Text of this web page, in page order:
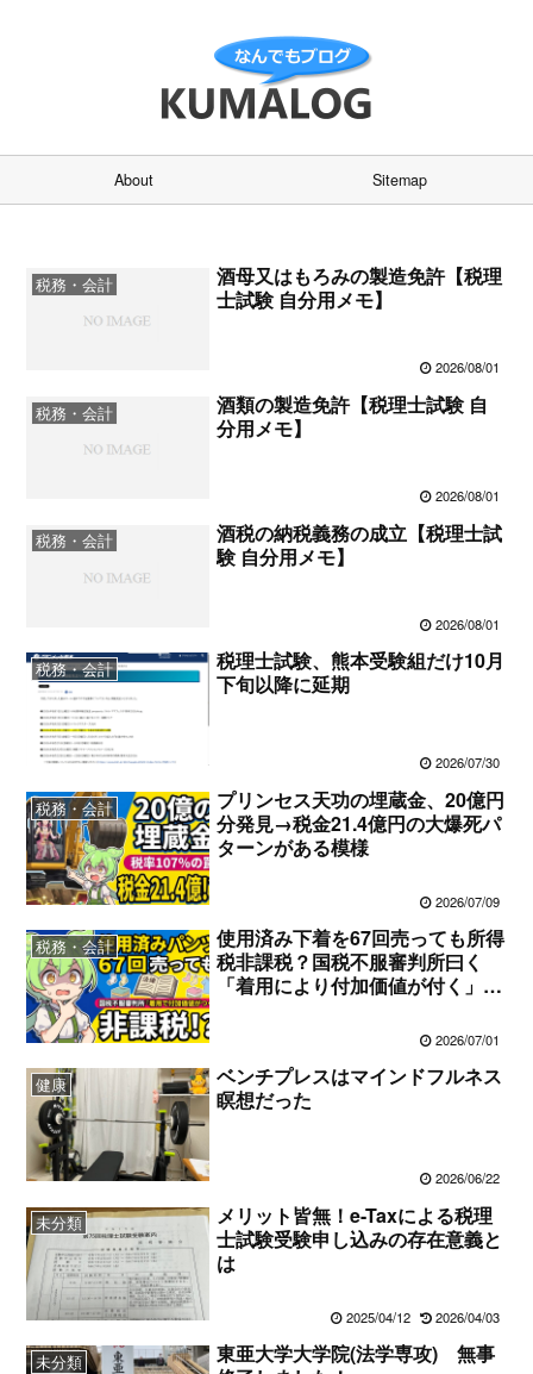
About Sitemap
税務・会計
酒母又はもろみの製造免許【税理
士試験 自分用メモ】
2026/08/01
税務・会計
酒類の製造免許【税理士試験 自
分用メモ】
2026/08/01
税務・会計
酒税の納税義務の成立【税理士試
験 自分用メモ】
2026/08/01
税務・会計
税理士試験、熊本受験組だけ10月
下旬以降に延期
2026/07/30
税務・会計
プリンセス天功の埋蔵金、20億円
分発見→税金21.4億円の大爆死パ
ターンがある模様
2026/07/09
税務・会計
使用済み下着を67回売っても所得
税非課税？国税不服審判所曰く
「着用により付加価値が付く」そ
2026/07/01
健康
ベンチプレスはマインドフルネス
瞑想だった
2026/06/22
未分類
メリット皆無！e-Taxによる税理
士試験受験申し込みの存在意義と
は
2025/04/12 2026/04/03
未分類
東亜大学大学院(法学専攻) 無事